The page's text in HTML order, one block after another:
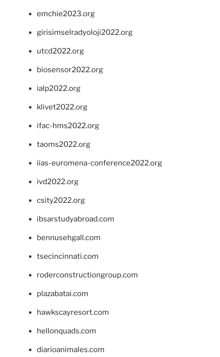
emchie2023.org
girisimselradyoloji2022.org
utcd2022.org
biosensor2022.org
ialp2022.org
klivet2022.org
ifac-hms2022.org
taoms2022.org
iias-euromena-conference2022.org
ivd2022.org
csity2022.org
ibsarstudyabroad.com
bennusehgall.com
tsecincinnati.com
roderconstructiongroup.com
plazabatai.com
hawkscayresort.com
hellonquads.com
diarioanimales.com